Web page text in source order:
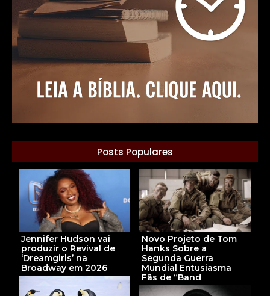
Posts Populares
Jennifer Hudson vai
produzir o Revival de
‘Dreamgirls’ na
Broadway em 2026
Novo Projeto de Tom
Hanks Sobre a
Segunda Guerra
Mundial Entusiasma
Fãs de “Band